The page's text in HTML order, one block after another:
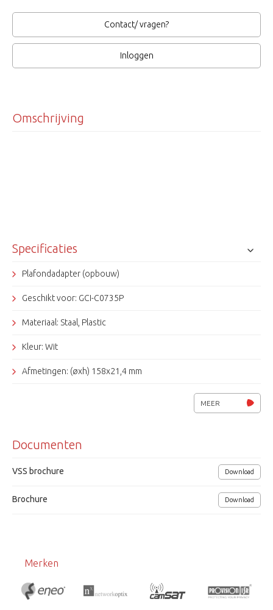
Contact/ vragen?
Inloggen
Omschrijving
Specificaties
Plafondadapter (opbouw)
Geschikt voor: GCI-C0735P
Materiaal: Staal, Plastic
Kleur: Wit
Afmetingen: (øxh) 158x21,4 mm
MEER
Documenten
VSS brochure Download
Brochure Download
Merken